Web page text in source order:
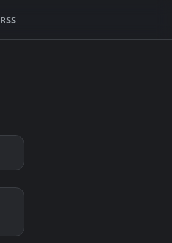
RSS